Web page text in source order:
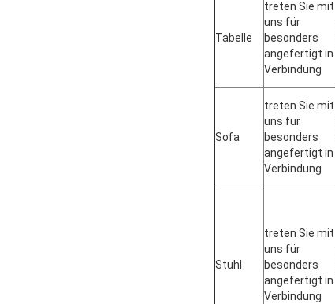
Tabelle
treten Sie mit
uns für
besonders
angefertigt in
Verbindung
Sofa
treten Sie mit
uns für
besonders
angefertigt in
Verbindung
Stuhl
treten Sie mit
uns für
besonders
angefertigt in
Verbindung